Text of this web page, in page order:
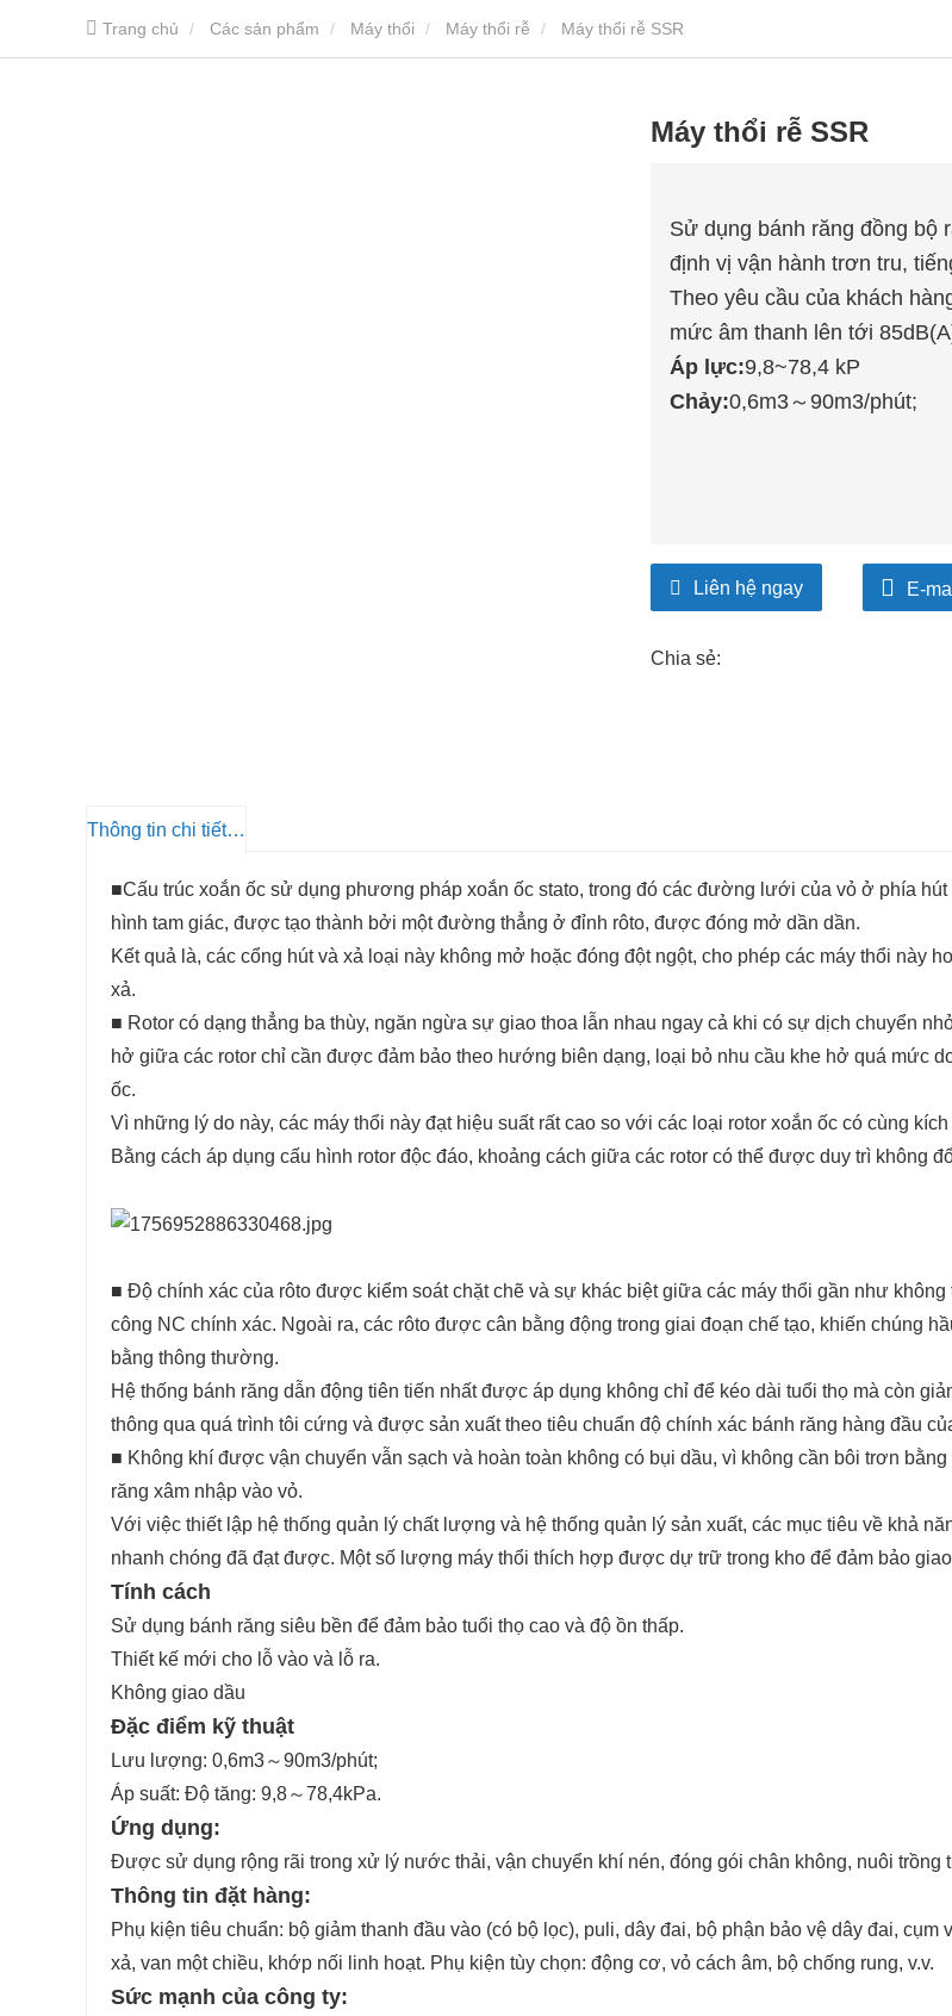
Trang chủ Các sản phẩm Máy thổi Máy thổi rễ Máy thổi rễ SSR
Máy thổi rễ SSR
Sử dụng bánh răng đồng bộ
định vị vận hành trơn tru,
Theo yêu cầu của khách
mức âm thanh lên tới
Áp lực:9,8~78,4 kP
Chảy:0,6m3～90m3/phút;
Liên hệ ngay E-
Chia sẻ:
Thông tin chi tiết sản phẩm
■Cấu trúc xoắn ốc sử dụng phương pháp xoắn ốc stato, trong đó các đường lưới của vỏ ở phía
hình tam giác, được tạo thành bởi một đường thẳng ở đỉnh rôto, được đóng mở dần dần.
Kết quả là, các cổng hút và xả loại này không mở hoặc đóng đột ngột, cho phép các máy thổi này
xả.
■ Rotor có dạng thẳng ba thùy, ngăn ngừa sự giao thoa lẫn nhau ngay cả khi có sự dịch chuyển
hở giữa các rotor chỉ cần được đảm bảo theo hướng biên dạng, loại bỏ nhu cầu khe hở quá mức
ốc.
Vì những lý do này, các máy thổi này đạt hiệu suất rất cao so với các loại rotor xoắn ốc có cùng
Bằng cách áp dụng cấu hình rotor độc đáo, khoảng cách giữa các rotor có thể được duy trì không
■ Độ chính xác của rôto được kiểm soát chặt chẽ và sự khác biệt giữa các máy thổi gần như
công NC chính xác. Ngoài ra, các rôto được cân bằng động trong giai đoạn chế tạo, khiến chúng
bằng thông thường.
Hệ thống bánh răng dẫn động tiên tiến nhất được áp dụng không chỉ để kéo dài tuổi thọ mà còn
thông qua quá trình tôi cứng và được sản xuất theo tiêu chuẩn độ chính xác bánh răng hàng đầu
■ Không khí được vận chuyển vẫn sạch và hoàn toàn không có bụi dầu, vì không cần bôi trơn
răng xâm nhập vào vỏ.
Với việc thiết lập hệ thống quản lý chất lượng và hệ thống quản lý sản xuất, các mục tiêu về khả
nhanh chóng đã đạt được. Một số lượng máy thổi thích hợp được dự trữ trong kho để đảm bảo
Tính cách
Sử dụng bánh răng siêu bền để đảm bảo tuổi thọ cao và độ ồn thấp.
Thiết kế mới cho lỗ vào và lỗ ra.
Không giao dầu
Đặc điểm kỹ thuật
Lưu lượng: 0,6m3～90m3/phút;
Áp suất: Độ tăng: 9,8～78,4kPa.
Ứng dụng:
Được sử dụng rộng rãi trong xử lý nước thải, vận chuyển khí nén, đóng gói chân không, nuôi trồng
Thông tin đặt hàng:
Phụ kiện tiêu chuẩn: bộ giảm thanh đầu vào (có bộ lọc), puli, dây đai, bộ phận bảo vệ dây đai,
xả, van một chiều, khớp nối linh hoạt. Phụ kiện tùy chọn: động cơ, vỏ cách âm, bộ chống rung, v.v.
Sức mạnh của công ty: